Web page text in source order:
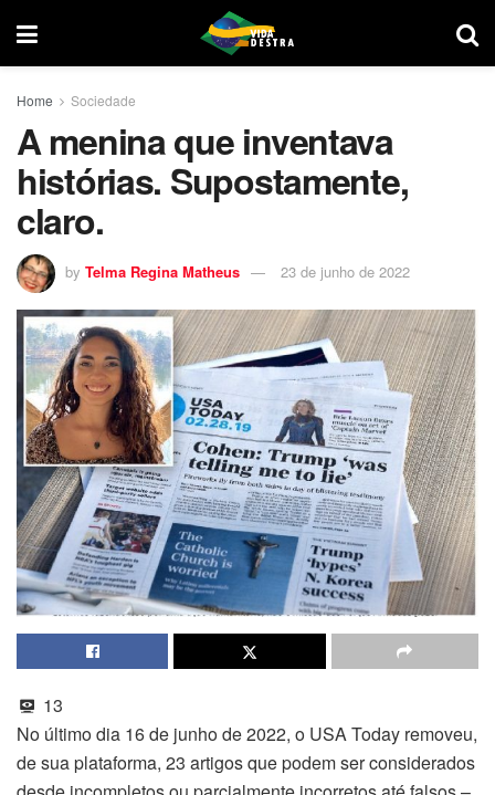
Home Sociedade
A menina que inventava
histórias. Supostamente,
claro.
by Telma Regina Matheus 23 de junho de 2022
13
No último dia 16 de junho de 2022, o USA Today removeu,
de sua plataforma, 23 artigos que podem ser considerados